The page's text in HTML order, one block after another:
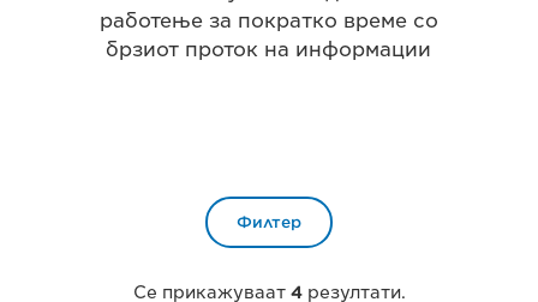
работење за пократко време со
брзиот проток на информации
Филтер
Се прикажуваат 4 резултати.